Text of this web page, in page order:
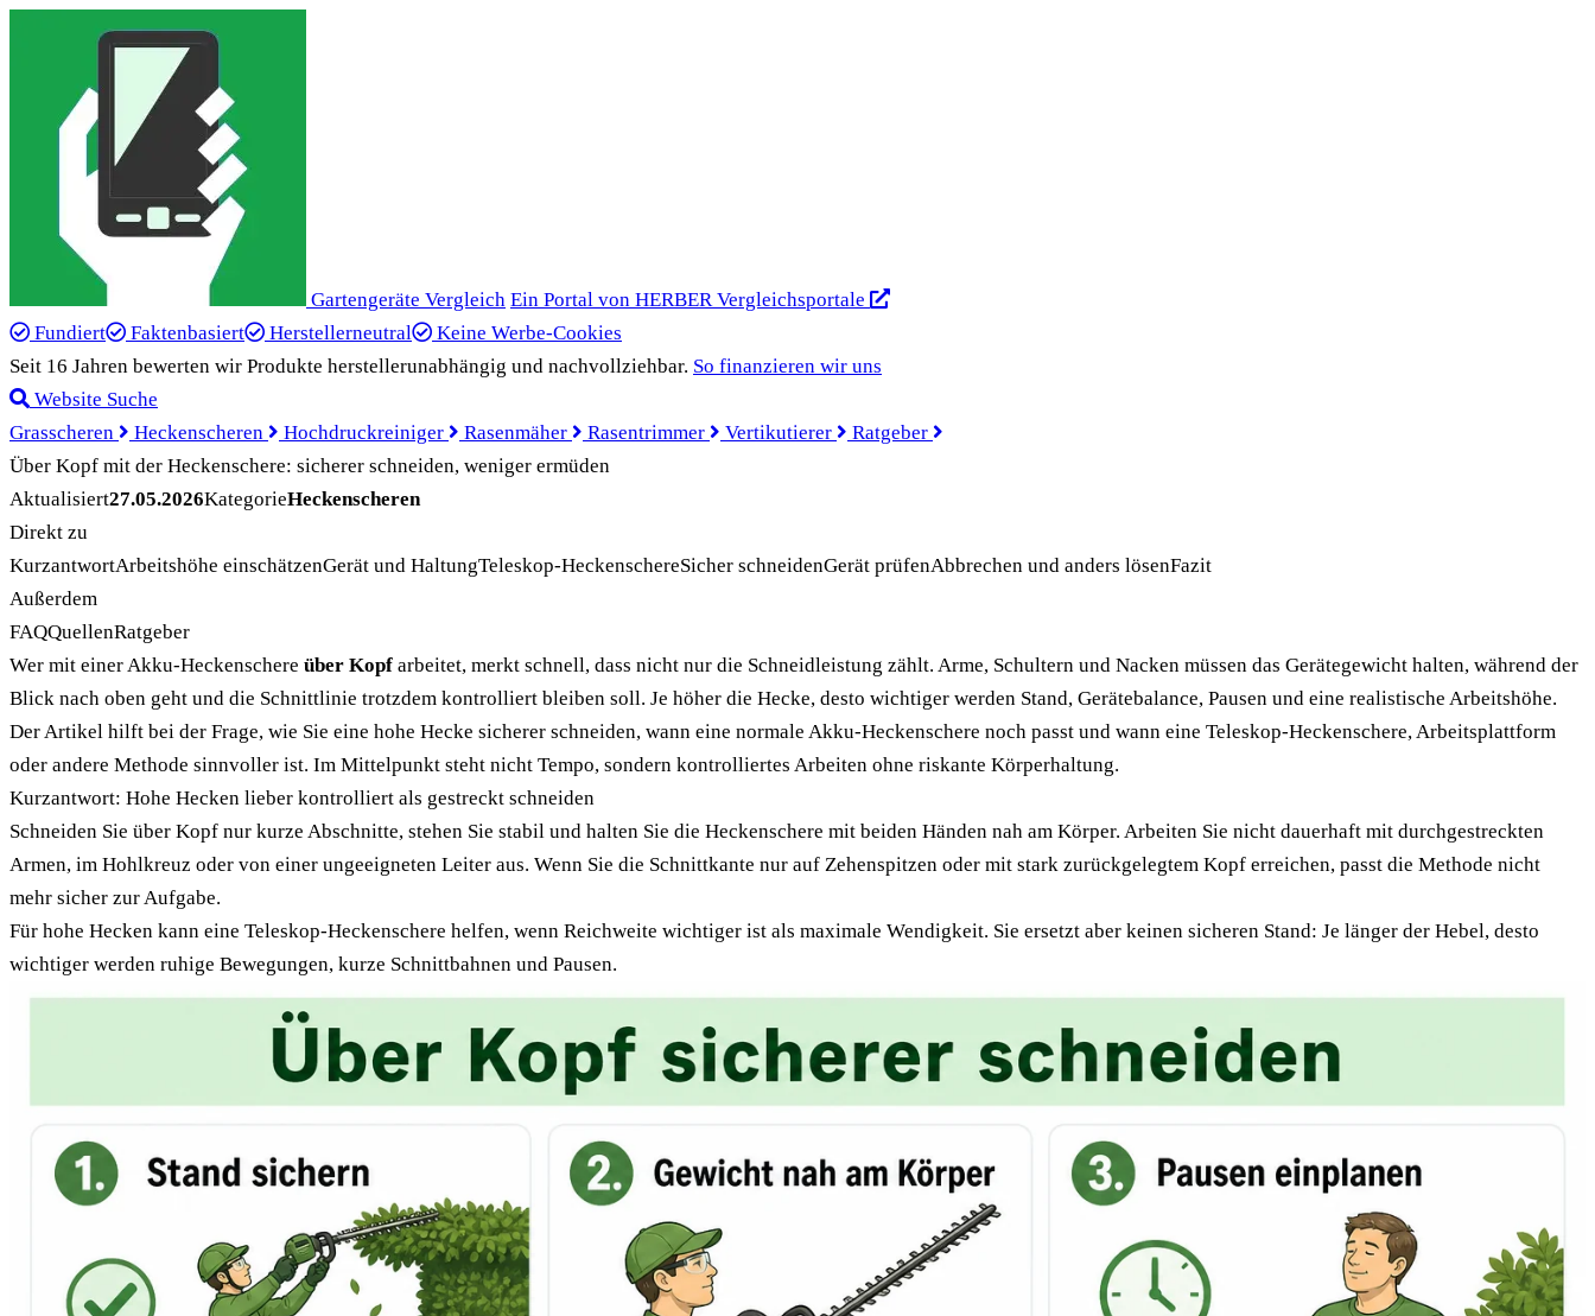
Gartengeräte Vergleich Ein Portal von HERBER Vergleichsportale
Fundiert
Faktenbasiert Herstellerneutral
Keine Werbe-Cookies
Seit 16 Jahren bewerten wir Produkte herstellerunabhängig und nachvollziehbar. So finanzieren wir uns
Website Suche
Grasscheren
Heckenscheren Hochdruckreiniger Rasenmäher Rasentrimmer Vertikutierer
Ratgeber
Über Kopf mit der Heckenschere: sicherer schneiden, weniger ermüden
Aktualisiert27.05.2026KategorieHeckenscheren
Direkt zu
KurzantwortArbeitshöhe einschätzenGerät und HaltungTeleskop-HeckenschereSicher schneidenGerät prüfenAbbrechen und anders lösenFazit
Außerdem
FAQQuellenRatgeber
Wer mit einer Akku-Heckenschere über Kopf arbeitet, merkt schnell, dass nicht nur die Schneidleistung zählt. Arme, Schultern und Nacken müssen das Gerätegewicht halten, während der
Blick nach oben geht und die Schnittlinie trotzdem kontrolliert bleiben soll. Je höher die Hecke, desto wichtiger werden Stand, Gerätebalance, Pausen und eine realistische Arbeitshöhe.
Der Artikel hilft bei der Frage, wie Sie eine hohe Hecke sicherer schneiden, wann eine normale Akku-Heckenschere noch passt und wann eine Teleskop-Heckenschere, Arbeitsplattform
oder andere Methode sinnvoller ist. Im Mittelpunkt steht nicht Tempo, sondern kontrolliertes Arbeiten ohne riskante Körperhaltung.
Kurzantwort: Hohe Hecken lieber kontrolliert als gestreckt schneiden
Schneiden Sie über Kopf nur kurze Abschnitte, stehen Sie stabil und halten Sie die Heckenschere mit beiden Händen nah am Körper. Arbeiten Sie nicht dauerhaft mit durchgestreckten
Armen, im Hohlkreuz oder von einer ungeeigneten Leiter aus. Wenn Sie die Schnittkante nur auf Zehenspitzen oder mit stark zurückgelegtem Kopf erreichen, passt die Methode nicht
mehr sicher zur Aufgabe.
Für hohe Hecken kann eine Teleskop-Heckenschere helfen, wenn Reichweite wichtiger ist als maximale Wendigkeit. Sie ersetzt aber keinen sicheren Stand: Je länger der Hebel, desto
wichtiger werden ruhige Bewegungen, kurze Schnittbahnen und Pausen.